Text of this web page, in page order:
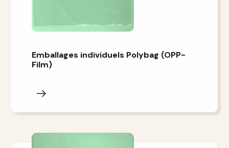
Emballages individuels Polybag (OPP-
Film)